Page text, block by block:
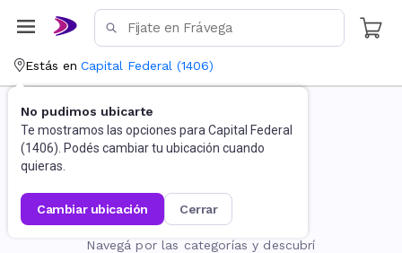
Estás en Capital Federal (1406)
No pudimos ubicarte
Te mostramos las opciones para Capital Federal
(1406). Podés cambiar tu ubicación cuando
quieras.
cambiar ubicación cerrar
La página no existe
Navegá por las categorías y descubrí